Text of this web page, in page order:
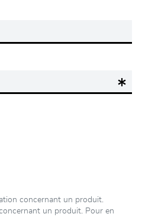
concernant un produit.
un produit. Pour en